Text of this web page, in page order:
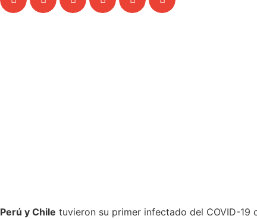
Perú y Chile tuvieron su primer infectado del COVID-19